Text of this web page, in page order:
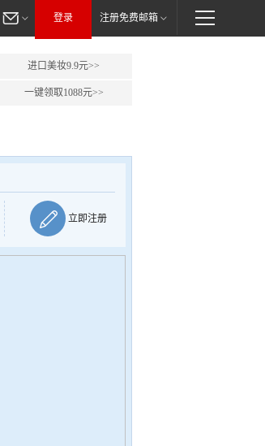
登录 注册免费邮箱
进口美妆9.9元>>
一键领取1088元>>
立即注册